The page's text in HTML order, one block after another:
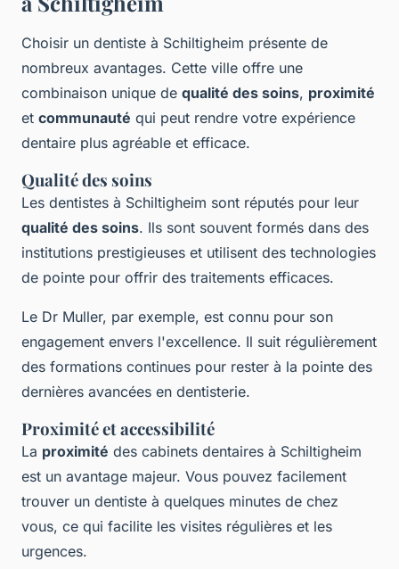
Choisir un dentiste à Schiltigheim présente de
nombreux avantages. Cette ville offre une
combinaison unique de qualité des soins, proximité
et communauté qui peut rendre votre expérience
dentaire plus agréable et efficace.
Qualité des soins
Les dentistes à Schiltigheim sont réputés pour leur
qualité des soins. Ils sont souvent formés dans des
institutions prestigieuses et utilisent des technologies
de pointe pour offrir des traitements efficaces.
Le Dr Muller, par exemple, est connu pour son
engagement envers l'excellence. Il suit régulièrement
des formations continues pour rester à la pointe des
dernières avancées en dentisterie.
Proximité et accessibilité
La proximité des cabinets dentaires à Schiltigheim
est un avantage majeur. Vous pouvez facilement
trouver un dentiste à quelques minutes de chez
vous, ce qui facilite les visites régulières et les
urgences.